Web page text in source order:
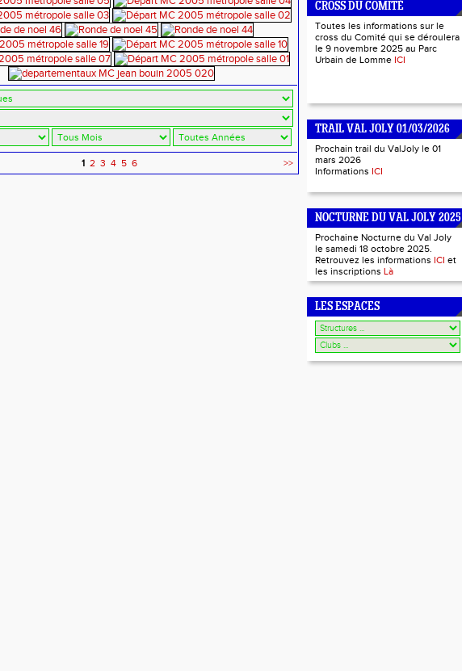
1 2 3 4 5 6 >>
CROSS DU COMITÉ
Toutes les informations sur le
cross du Comité qui se déroulera
le 9 novembre 2025 au Parc
Urbain de Lomme ICI
TRAIL VAL JOLY 01/03/2026
Prochain trail du ValJoly le 01
mars 2026
Informations ICI
NOCTURNE DU VAL JOLY 2025
Prochaine Nocturne du Val Joly
le samedi 18 octobre 2025.
Retrouvez les informations ICI et
les inscriptions Là
LES ESPACES